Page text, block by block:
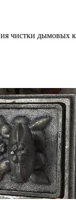
чистки дымовых